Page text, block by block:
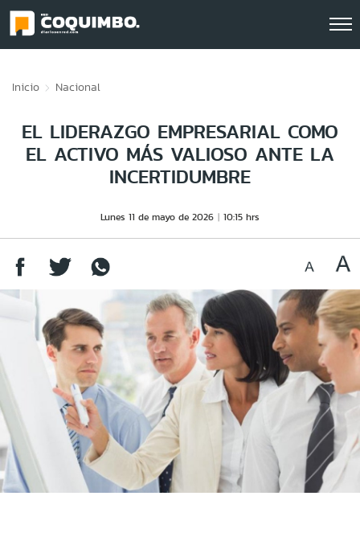
Inicio Nacional
EL LIDERAZGO EMPRESARIAL COMO
EL ACTIVO MÁS VALIOSO ANTE LA
INCERTIDUMBRE
Lunes 11 de mayo de 2026 10:15 hrs